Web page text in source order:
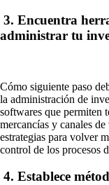
3. Encuentra
administrar tu
Cómo siguiente paso
la administración de
softwares que permiten
mercancías y canales
estrategias para volver
control de los procesos
4. Establece